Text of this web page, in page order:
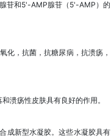
苷和5'-AMP腺苷（5'-AMP）的
化，抗菌，抗糖尿病，抗溃疡，
溃疡性皮肤具有良好的作用。
成新型水凝胶。这些水凝胶具有